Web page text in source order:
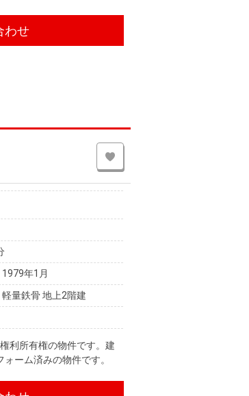
わせ
1979年1月
軽量鉄骨 地上2階建
利所有権の物件です。建
ーム済みの物件です。